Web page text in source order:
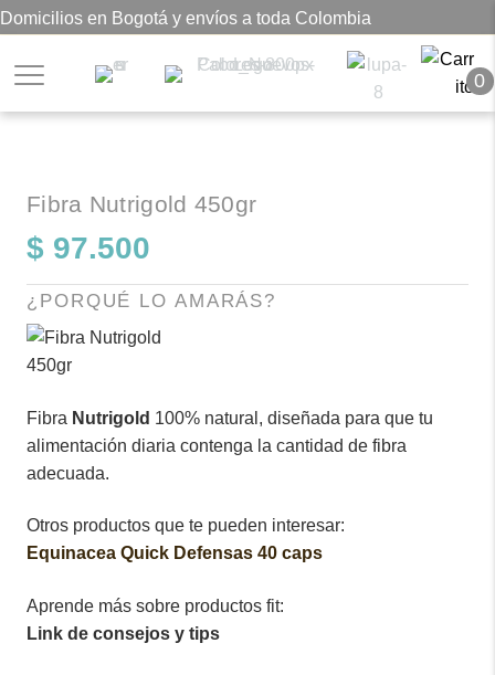
Domicilios en Bogotá y envíos a toda Colombia
0
Fibra Nutrigold 450gr
$ 97.500
¿PORQUÉ LO AMARÁS?
Fibra Nutrigold 100% natural, diseñada para que tu
alimentación diaria contenga la cantidad de fibra
adecuada.
Otros productos que te pueden interesar:
Equinacea Quick Defensas 40 caps
Aprende más sobre productos fit:
Link de consejos y tips